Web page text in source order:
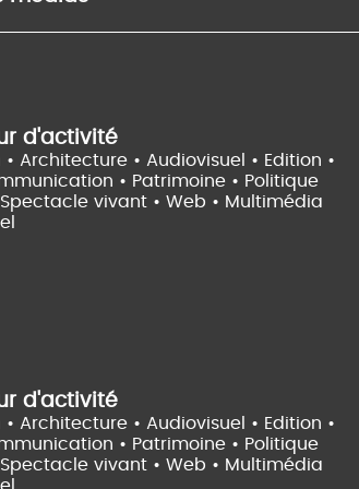
d'activité
• Architecture • Audiovisuel • Edition •
• Patrimoine • Politique
Spectacle vivant • Web • Multimédia
d'activité
• Architecture • Audiovisuel • Edition •
• Patrimoine • Politique
Spectacle vivant • Web • Multimédia